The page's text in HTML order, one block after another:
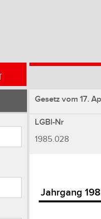
Gesetz vom 17.
LGBl-Nr
1985.028